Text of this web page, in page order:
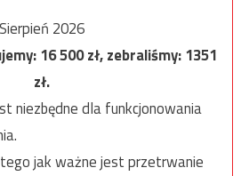
Sierpień 2026
16 500zł, zebraliśmy:1351
zł.
niezbędne dla funkcjonowania
jak ważne jest przetrwanie